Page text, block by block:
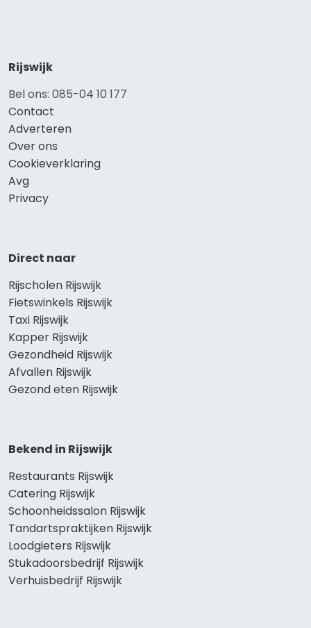
Rijswijk
Bel ons: 085-04 10 177
Contact
Adverteren
Over ons
Cookieverklaring
Avg
Privacy
Direct naar
Rijscholen Rijswijk
Fietswinkels Rijswijk
Taxi Rijswijk
Kapper Rijswijk
Gezondheid Rijswijk
Afvallen Rijswijk
Gezond eten Rijswijk
Bekend in Rijswijk
Restaurants Rijswijk
Catering Rijswijk
Schoonheidssalon Rijswijk
Tandartspraktijken Rijswijk
Loodgieters Rijswijk
Stukadoorsbedrijf Rijswijk
Verhuisbedrijf Rijswijk